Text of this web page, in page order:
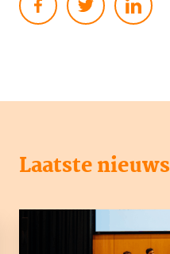
Laatste nieuws